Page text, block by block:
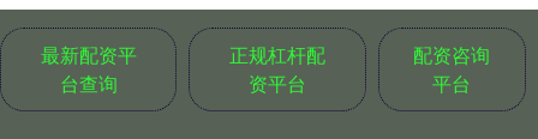
最新配资平
台查询
正规杠杆配
资平台
配资咨询
平台